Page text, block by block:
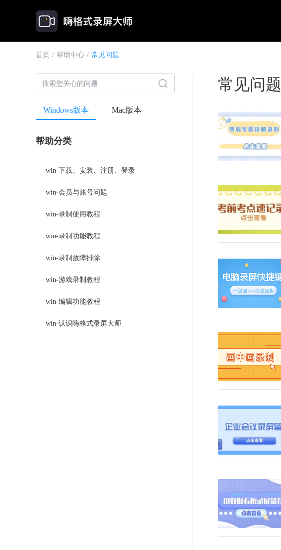
首页 / 帮助中心 / 常见问题
常见问题
Windows版本 Mac版本
帮助分类
win-下载、安装、注册、登录
win-会员与账号问题
win-录制使用教程
win-录制功能教程
win-录制故障排除
win-游戏录制教程
win-编辑功能教程
win-认识嗨格式录屏大师